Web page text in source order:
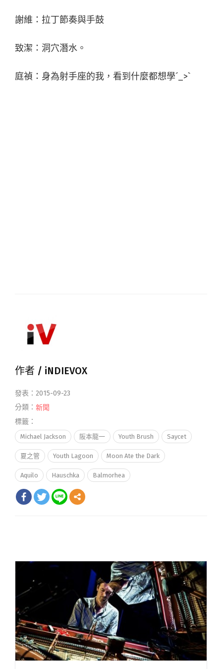
謝維：拉丁節奏與手鼓
致潔：洞穴潛水。
庭禎：身為射手座的我，看到什麼都想學ˊ_>ˋ
作者 / iNDIEVOX
發表：2015-09-23
分類： 新聞
標籤：
Michael Jackson 阪本龍一 Youth Brush Saycet
夏之管 Youth Lagoon Moon Ate the Dark
Aquilo Hauschka Balmorhea